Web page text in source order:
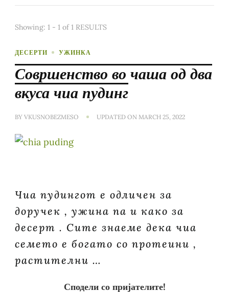
Showing: 1 - 1 of 1 RESULTS
ДЕСЕРТИ УЖИНКА
Совршенство во чаша од два
вкуса чиа пудинг
BY VKUSNOBEZMESO UPDATED ON MARCH 25, 2022
Чиа пудингот е одличен за
доручек , ужина па и како за
десерт . Сите знаеме дека чиа
семето е богато со протеини ,
растителни …
Сподели со пријателите!